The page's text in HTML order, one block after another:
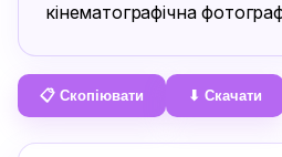
кінематографічна
📋 Скопіювати ⬇ Скачати